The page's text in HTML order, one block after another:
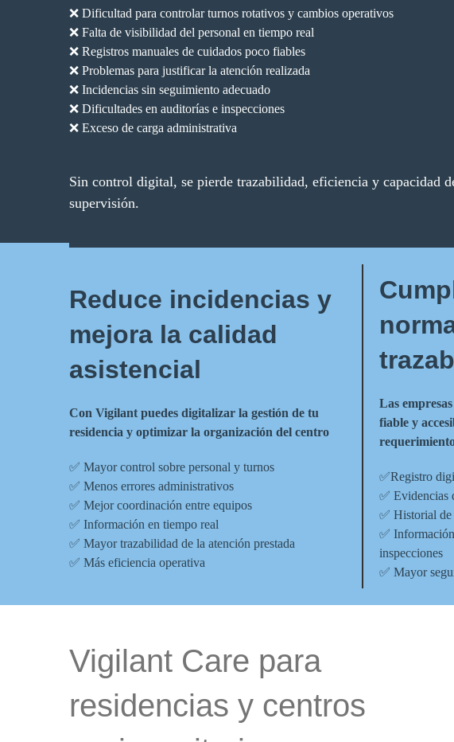
❌ Dificultad para controlar turnos rotativos y cambios operativos
❌ Falta de visibilidad del personal en tiempo real
❌ Registros manuales de cuidados poco fiables
❌ Problemas para justificar la atención realizada
❌ Incidencias sin seguimiento adecuado
❌ Dificultades en auditorías e inspecciones
❌ Exceso de carga administrativa
Sin control digital, se pierde trazabilidad, eficiencia y capacidad
supervisión.
Reduce incidencias y
mejora la calidad
asistencial
Con Vigilant puedes digitalizar la gestión de tu
residencia y optimizar la organización del centro
✅ Mayor control sobre personal y turnos
✅ Menos errores administrativos
✅ Mejor coordinación entre equipos
✅ Información en tiempo real
✅ Mayor trazabilidad de la atención prestada
✅ Más eficiencia operativa
Las
fiable y
✅Registro
✅ Evidencias
✅ Historial
✅
inspecciones
✅ Mayor
Vigilant Care para
residencias y centros